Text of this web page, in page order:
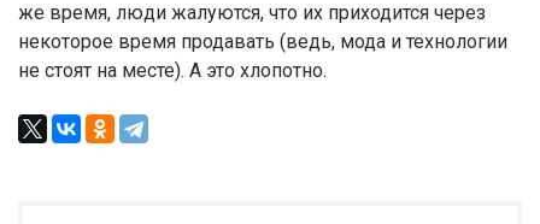
же время, люди жалуются, что их приходится через
некоторое время продавать (ведь, мода и технологии
не стоят на месте). А это хлопотно.